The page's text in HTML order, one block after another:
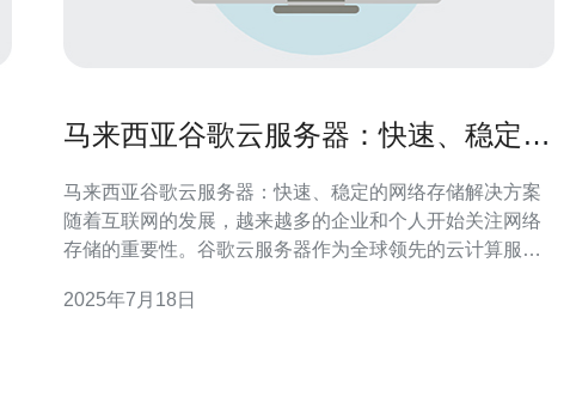
马来西亚谷歌云服务器：快速、稳定的
马来西亚谷歌云服务器：快速、稳定的网络存储解决方案
随着互联网的发展，越来越多的企业和个人开始关注网络
存储的重要性。谷歌云服务器作为全球领先的云计算服务
存储解决方案，帮助用户存储和管理数据，提升工作效
2025年7月18日